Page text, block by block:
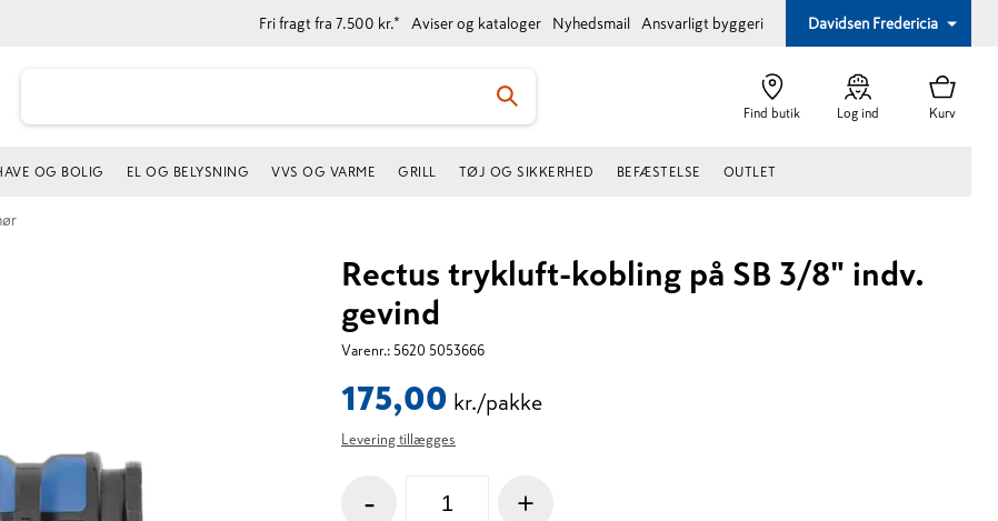
Fri fragt fra 7.500 kr.* Aviser og kataloger Nyhedsmail Ansvarligt byggeri Davidsen Fredericia
Find butik Log ind Kurv
OG BOLIG EL OG BELYSNING VVS OG VARME GRILL TØJ OG SIKKERHED BEFÆSTELSE OUTLET
Rectus trykluft-kobling på SB 3/8" indv.
gevind
Varenr.: 5620 5053666
175,00 kr./pakke
Levering tillægges
- +